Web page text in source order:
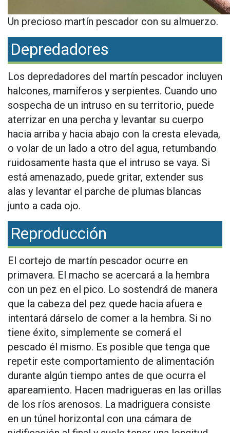
Un precioso martín pescador con su almuerzo.
Depredadores
Los depredadores del martín pescador incluyen
halcones, mamíferos y serpientes. Cuando uno
sospecha de un intruso en su territorio, puede
aterrizar en una percha y levantar su cuerpo
hacia arriba y hacia abajo con la cresta elevada,
o volar de un lado a otro del agua, retumbando
ruidosamente hasta que el intruso se vaya. Si
está amenazado, puede gritar, extender sus
alas y levantar el parche de plumas blancas
junto a cada ojo.
Reproducción
El cortejo de martín pescador ocurre en
primavera. El macho se acercará a la hembra
con un pez en el pico. Lo sostendrá de manera
que la cabeza del pez quede hacia afuera e
intentará dárselo de comer a la hembra. Si no
tiene éxito, simplemente se comerá el
pescado él mismo. Es posible que tenga que
repetir este comportamiento de alimentación
durante algún tiempo antes de que ocurra el
apareamiento. Hacen madrigueras en las orillas
de los ríos arenosos. La madriguera consiste
en un túnel horizontal con una cámara de